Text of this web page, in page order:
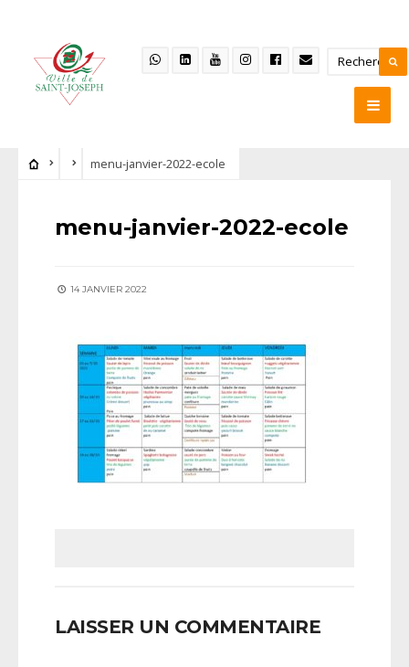
menu-janvier-2022-ecole
menu-janvier-2022-ecole
14 JANVIER 2022
LAISSER UN COMMENTAIRE